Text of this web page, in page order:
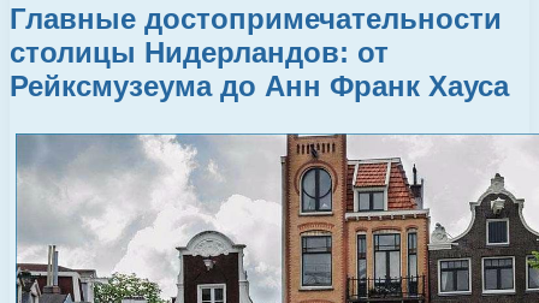
Главные достопримечательности
столицы Нидерландов: от
Рейксмузеума до Анн Франк Хауса